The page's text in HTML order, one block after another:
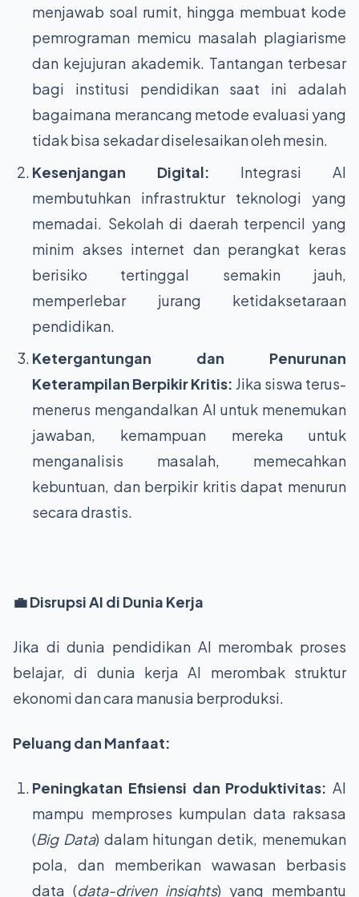
menjawab soal rumit, hingga membuat kode
pemrograman memicu masalah plagiarisme
dan kejujuran akademik. Tantangan terbesar
bagi institusi pendidikan saat ini adalah
bagaimana merancang metode evaluasi yang
tidak bisa sekadar diselesaikan oleh mesin.
Kesenjangan Digital: Integrasi AI
membutuhkan infrastruktur teknologi yang
memadai. Sekolah di daerah terpencil yang
minim akses internet dan perangkat keras
berisiko tertinggal semakin jauh,
memperlebar jurang ketidaksetaraan
pendidikan.
Ketergantungan dan Penurunan
Keterampilan Berpikir Kritis: Jika siswa terus-
menerus mengandalkan AI untuk menemukan
jawaban, kemampuan mereka untuk
menganalisis masalah, memecahkan
kebuntuan, dan berpikir kritis dapat menurun
secara drastis.
💼 Disrupsi AI di Dunia Kerja
Jika di dunia pendidikan AI merombak proses
belajar, di dunia kerja AI merombak struktur
ekonomi dan cara manusia berproduksi.
Peluang dan Manfaat:
Peningkatan Efisiensi dan Produktivitas: AI
mampu memproses kumpulan data raksasa
(Big Data) dalam hitungan detik, menemukan
pola, dan memberikan wawasan berbasis
data (data-driven insights) yang membantu